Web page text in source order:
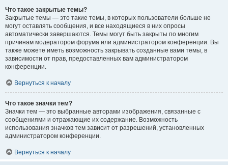
Что такое закрытые темы?
Закрытые темы — это такие темы, в которых пользователи больше не
могут оставлять сообщения, и все находящиеся в них опросы
автоматически завершаются. Темы могут быть закрыты по многим
причинам модератором форума или администратором конференции. Вы
также можете иметь возможность закрывать созданные вами темы, в
зависимости от прав, предоставленных вам администратором
конференции.
Вернуться к началу
Что такое значки тем?
Значки тем — это выбранные авторами изображения, связанные с
сообщениями и отражающие их содержание. Возможность
использования значков тем зависит от разрешений, установленных
администратором конференции.
Вернуться к началу